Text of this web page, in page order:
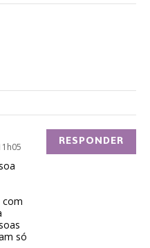
com
só
RESPONDER